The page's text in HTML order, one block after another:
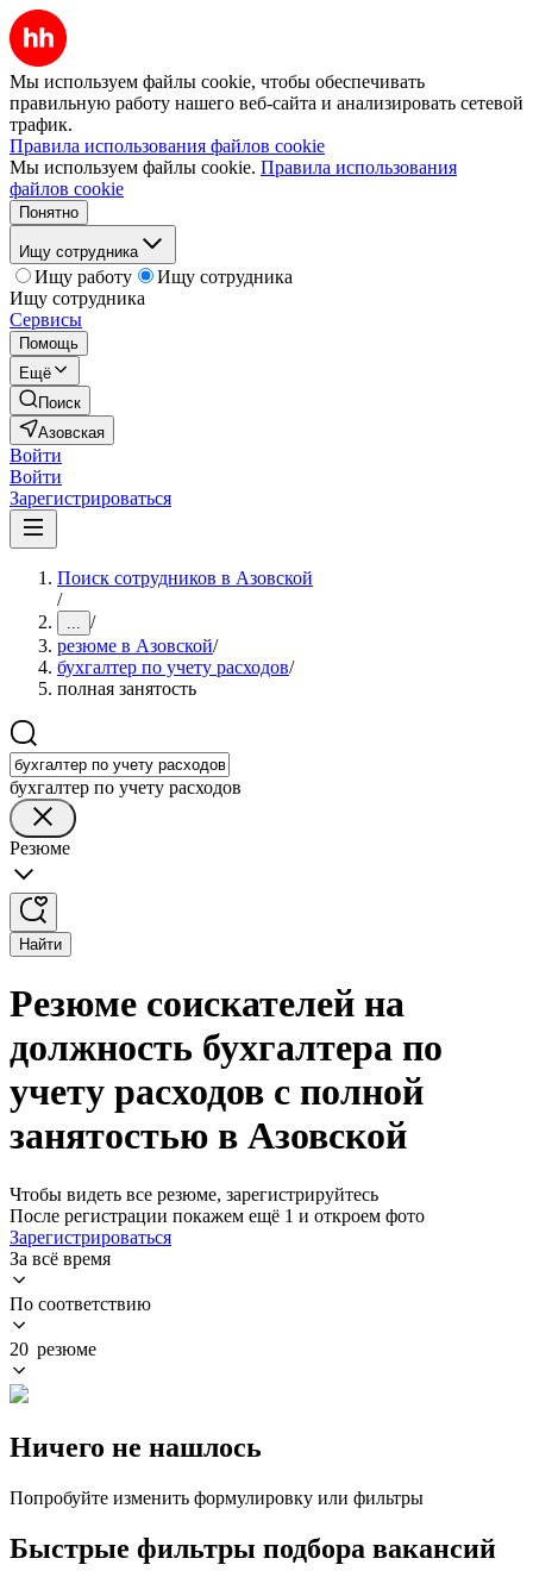
Мы используем файлы cookie, чтобы обеспечивать
правильную работу нашего веб-сайта и анализировать сетевой
трафик.
Правила использования файлов cookie
Мы используем файлы cookie. Правила использования
файлов cookie
Понятно
Ищу сотрудника
Ищу работу
Ищу сотрудника
Ищу сотрудника
Сервисы
Помощь
Ещё
Поиск
Азовская
Войти
Войти
Зарегистрироваться
Поиск сотрудников в Азовской
/
... /
резюме в Азовской/
бухгалтер по учету расходов/
полная занятость
бухгалтер по учету расходов
Резюме
Найти
Резюме соискателей на
должность бухгалтера по
учету расходов с полной
занятостью в Азовской
Чтобы видеть все резюме, зарегистрируйтесь
После регистрации покажем ещё 1 и откроем фото
Зарегистрироваться
За всё время
По соответствию
20 резюме
Ничего не нашлось
Попробуйте изменить формулировку или фильтры
Быстрые фильтры подбора вакансий